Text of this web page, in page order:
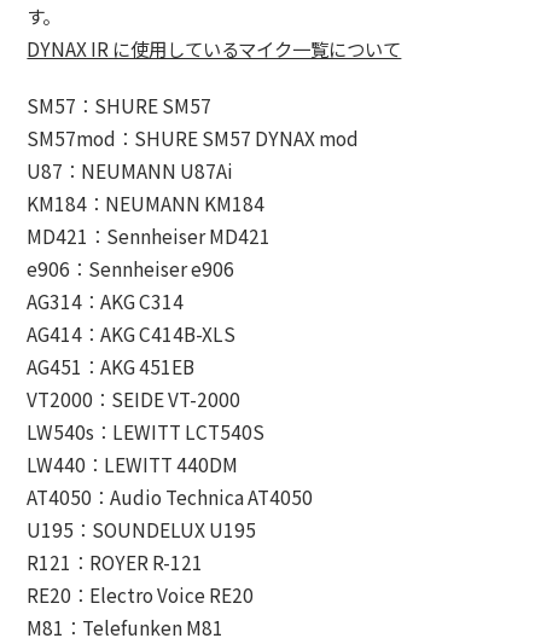
す。
DYNAX IR に使用しているマイク一覧について
SM57：SHURE SM57
SM57mod：SHURE SM57 DYNAX mod
U87：NEUMANN U87Ai
KM184：NEUMANN KM184
MD421：Sennheiser MD421
e906：Sennheiser e906
AG314：AKG C314
AG414：AKG C414B-XLS
AG451：AKG 451EB
VT2000：SEIDE VT-2000
LW540s：LEWITT LCT540S
LW440：LEWITT 440DM
AT4050：Audio Technica AT4050
U195：SOUNDELUX U195
R121：ROYER R-121
RE20：Electro Voice RE20
M81：Telefunken M81